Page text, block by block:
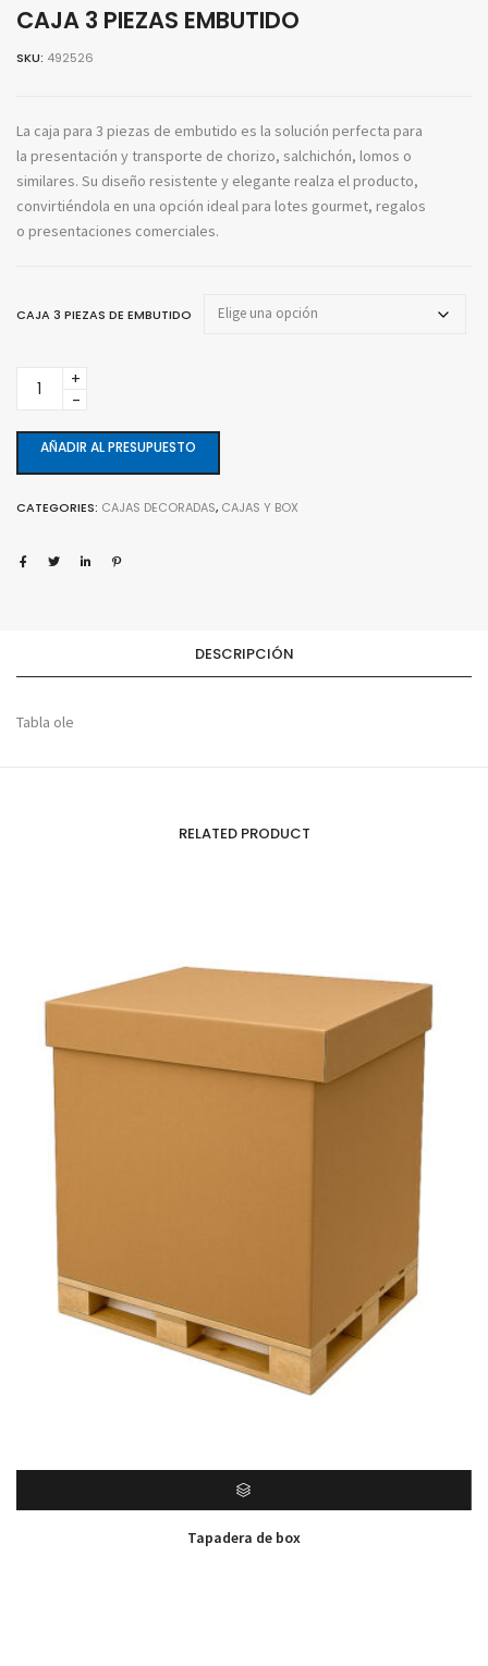
CAJA 3 PIEZAS EMBUTIDO
SKU: 492526
La caja para 3 piezas de embutido es la solución perfecta para
la presentación y transporte de chorizo, salchichón, lomos o
similares. Su diseño resistente y elegante realza el producto,
convirtiéndola en una opción ideal para lotes gourmet, regalos
o presentaciones comerciales.
CAJA 3 PIEZAS DE EMBUTIDO
Caja
embutido
quantity
AÑADIR AL PRESUPUESTO
CATEGORIES: CAJAS DECORADAS, CAJAS Y BOX
DESCRIPCIÓN
Tabla ole
RELATED PRODUCT
Tapadera de box